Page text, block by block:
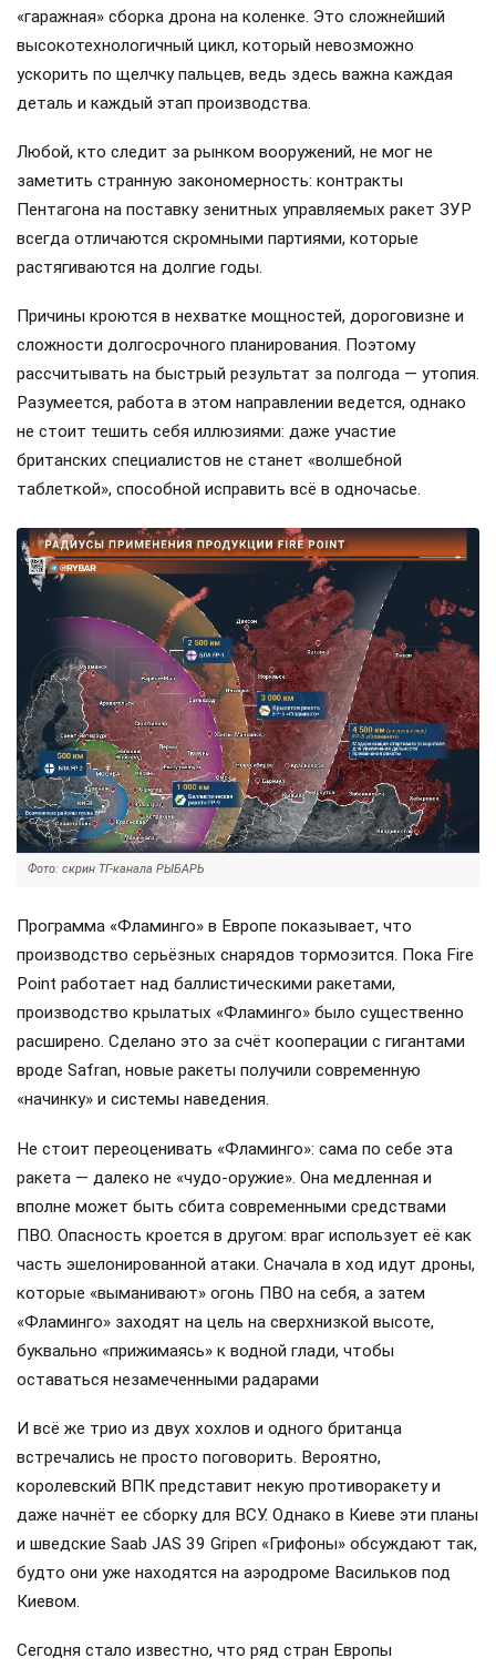
«гаражная» сборка дрона на коленке. Это сложнейший
высокотехнологичный цикл, который невозможно
ускорить по щелчку пальцев, ведь здесь важна каждая
деталь и каждый этап производства.
Любой, кто следит за рынком вооружений, не мог не
заметить странную закономерность: контракты
Пентагона на поставку зенитных управляемых ракет ЗУР
всегда отличаются скромными партиями, которые
растягиваются на долгие годы.
Причины кроются в нехватке мощностей, дороговизне и
сложности долгосрочного планирования. Поэтому
рассчитывать на быстрый результат за полгода — утопия.
Разумеется, работа в этом направлении ведется, однако
не стоит тешить себя иллюзиями: даже участие
британских специалистов не станет «волшебной
таблеткой», способной исправить всё в одночасье.
Фото: скрин ТГ-канала РЫБАРЬ
Программа «Фламинго» в Европе показывает, что
производство серьёзных снарядов тормозится. Пока Fire
Point работает над баллистическими ракетами,
производство крылатых «Фламинго» было существенно
расширено. Сделано это за счёт кооперации с гигантами
вроде Safran, новые ракеты получили современную
«начинку» и системы наведения.
Не стоит переоценивать «Фламинго»: сама по себе эта
ракета — далеко не «чудо-оружие». Она медленная и
вполне может быть сбита современными средствами
ПВО. Опасность кроется в другом: враг использует её как
часть эшелонированной атаки. Сначала в ход идут дроны,
которые «выманивают» огонь ПВО на себя, а затем
«Фламинго» заходят на цель на сверхнизкой высоте,
буквально «прижимаясь» к водной глади, чтобы
оставаться незамеченными радарами
И всё же трио из двух хохлов и одного британца
встречались не просто поговорить. Вероятно,
королевский ВПК представит некую противоракету и
даже начнёт ее сборку для ВСУ. Однако в Киеве эти планы
и шведские Saab JAS 39 Gripen «Грифоны» обсуждают так,
будто они уже находятся на аэродроме Васильков под
Киевом.
Сегодня стало известно, что ряд стран Европы